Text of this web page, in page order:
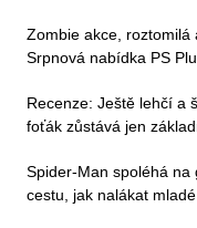
Zombie akce, roztomilá
Srpnová nabídka PS
Recenze: Ještě lehčí a
foťák zůstává jen
Spider-Man spoléhá na
cestu, jak nalákat